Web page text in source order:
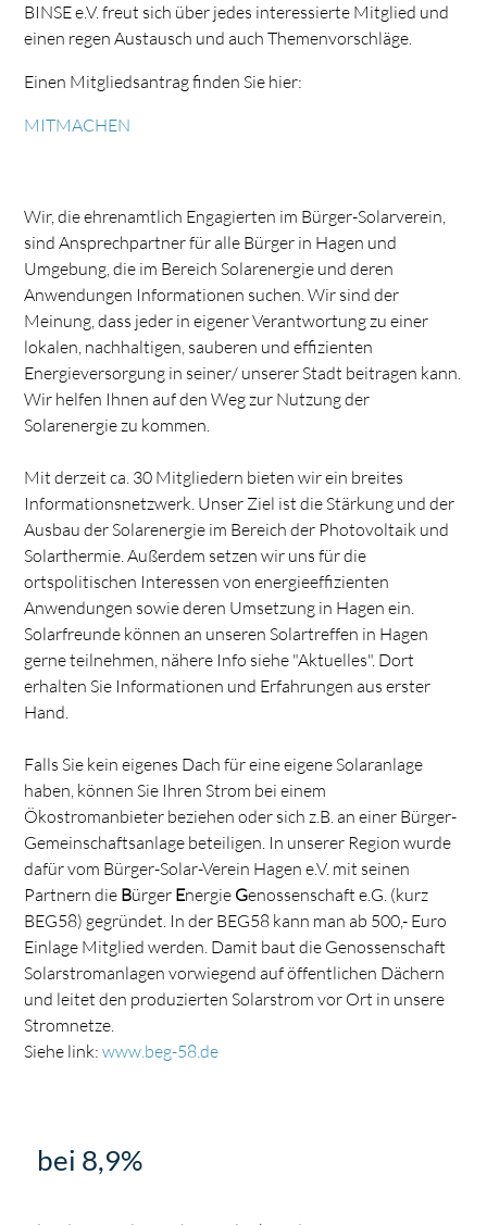
BINSE e.V. freut sich über jedes interessierte Mitglied und
einen regen Austausch und auch Themenvorschläge.
Einen Mitgliedsantrag finden Sie hier:
MITMACHEN
Wir, die ehrenamtlich Engagierten im Bürger-Solarverein,
sind Ansprechpartner für alle Bürger in Hagen und
Umgebung, die im Bereich Solarenergie und deren
Anwendungen Informationen suchen. Wir sind der
Meinung, dass jeder in eigener Verantwortung zu einer
lokalen, nachhaltigen, sauberen und effizienten
Energieversorgung in seiner/ unserer Stadt beitragen kann.
Wir helfen Ihnen auf den Weg zur Nutzung der
Solarenergie zu kommen.
Mit derzeit ca. 30 Mitgliedern bieten wir ein breites
Informationsnetzwerk. Unser Ziel ist die Stärkung und der
Ausbau der Solarenergie im Bereich der Photovoltaik und
Solarthermie. Außerdem setzen wir uns für die
ortspolitischen Interessen von energieeffizienten
Anwendungen sowie deren Umsetzung in Hagen ein.
Solarfreunde können an unseren Solartreffen in Hagen
gerne teilnehmen, nähere Info siehe "Aktuelles". Dort
erhalten Sie Informationen und Erfahrungen aus erster
Hand.
Falls Sie kein eigenes Dach für eine eigene Solaranlage
haben, können Sie Ihren Strom bei einem
Ökostromanbieter beziehen oder sich z.B. an einer Bürger-
Gemeinschaftsanlage beteiligen. In unserer Region wurde
dafür vom Bürger-Solar-Verein Hagen e.V. mit seinen
Partnern die Bürger Energie Genossenschaft e.G. (kurz
BEG58) gegründet. In der BEG58 kann man ab 500,- Euro
Einlage Mitglied werden. Damit baut die Genossenschaft
Solarstromanlagen vorwiegend auf öffentlichen Dächern
und leitet den produzierten Solarstrom vor Ort in unsere
Stromnetze.
Siehe link:www.beg-58.de
bei 8,9%